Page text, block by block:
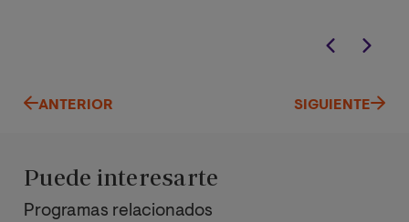
ANTERIOR SIGUIENTE
Puede interesarte
Programas relacionados